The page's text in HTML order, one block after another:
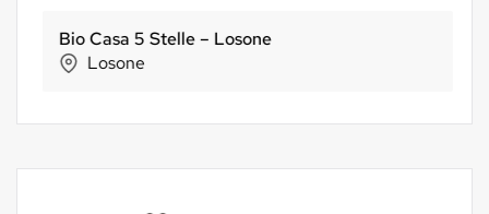
Bio Casa 5 Stelle – Losone
Losone